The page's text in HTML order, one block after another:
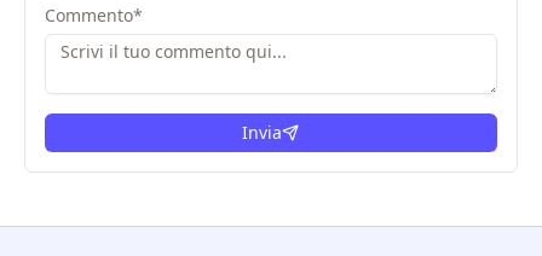
Commento*
Invia